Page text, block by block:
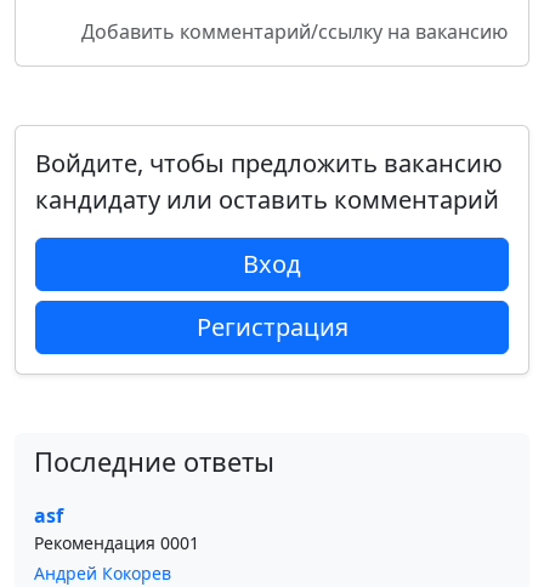
Добавить комментарий/ссылку на вакансию
Войдите, чтобы предложить вакансию
кандидату или оставить комментарий
Вход
Регистрация
Последние ответы
asf
Рекомендация 0001
Андрей Кокорев